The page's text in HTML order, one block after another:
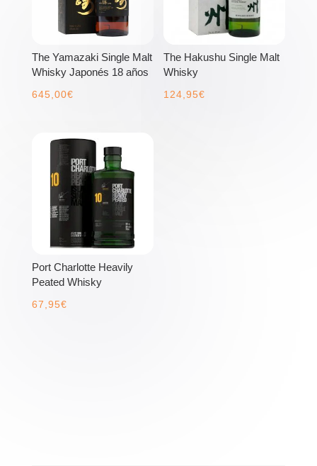
The Yamazaki Single Malt
Whisky Japonés 18 años
645,00€
The Hakushu Single Malt
Whisky
124,95€
Port Charlotte Heavily
Peated Whisky
67,95€